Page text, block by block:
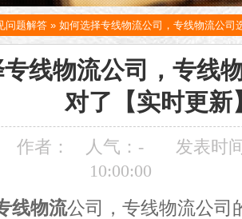
问题解答 » 如何选择专线物流公司，专线物流公司
线物流公司，专线
对了【实时更新
作者： 人气： -
发表时
10:00:00
线物流公司，专线物流公司